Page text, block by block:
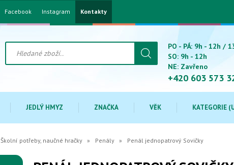
Facebook Instagram Kontakty
PO - PÁ: 9h - 12h /
SO: 9h - 12h
NE: Zavřeno
+420 603 573
JEDLÝ HMYZ ZNAČKA VĚK KATEGORIE
Školní potřeby, naučné hračky Penály Penál jednopatrový Sovičky